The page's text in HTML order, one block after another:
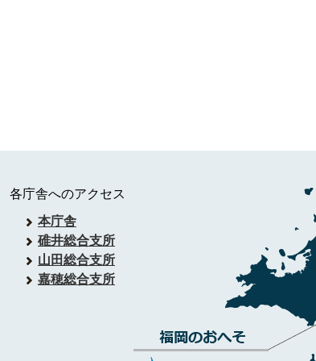
各庁舎へのアクセス
本庁舎
碓井総合支所
山田総合支所
嘉穂総合支所